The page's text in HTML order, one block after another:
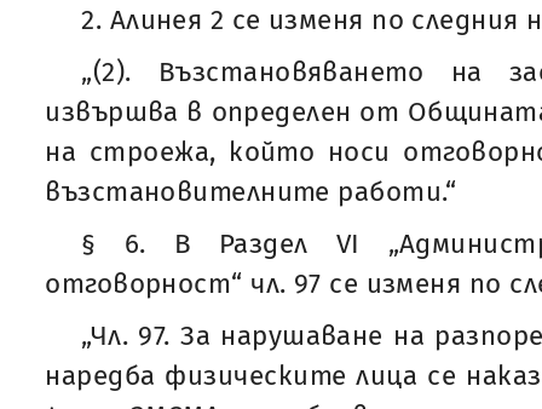
2. Алинея 2 се изменя по следния
„(2). Възстановяването на
извършва в определен от
на строежа, който носи
възстановителните работи.“
§ 6. В Раздел VІ
отговорност“ чл. 97 се изменя по
„Чл. 97. За нарушаване на
наредба физическите лица се